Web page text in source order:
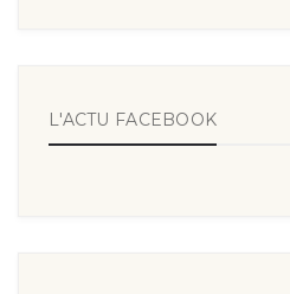
L'ACTU FACEBOOK